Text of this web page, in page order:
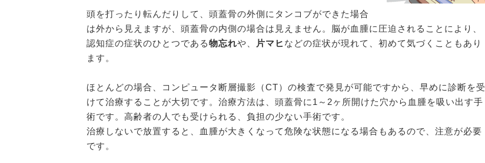
頭を打ったり転んだりして、頭蓋骨の外側にタンコブができた場合
は外から見えますが、頭蓋骨の内側の場合は見えません。脳が血腫に圧迫されることにより、
認知症の症状のひとつである物忘れや、 片マヒ などの症状が現れて、初めて気づくこともあり
ます。
ほとんどの場合、コンピュータ断層撮影（CT）の検査で発見が可能ですから、早めに診断を受
けて治療することが大切です。治療方法は、頭蓋骨に1～2ヶ所開けた穴から血腫を吸い出す手
術です。高齢者の人でも受けられる、負担の少ない手術です。
治療しないで放置すると、血腫が大きくなって危険な状態になる場合もあるので、注意が必要
です。